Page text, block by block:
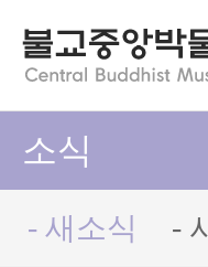
소식
- 새소식 -